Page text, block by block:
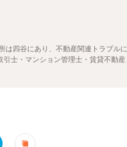
は四谷にあり、不動産関連トラブルに
士・マンション管理士・賃貸不動産